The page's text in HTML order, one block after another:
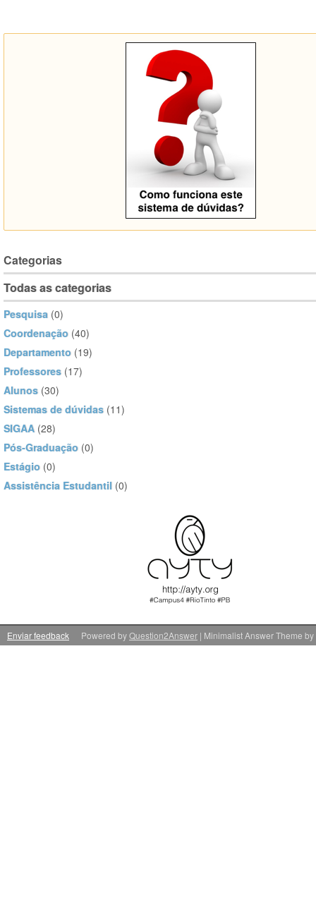
Categorias
Todas as categorias
Pesquisa (0)
Coordenação (40)
Departamento (19)
Professores (17)
Alunos (30)
Sistemas de dúvidas (11)
SIGAA (28)
Pós-Graduação (0)
Estágio (0)
Assistência Estudantil (0)
Enviar feedback | Minimalist Answer Theme by
Powered byQuestion2Answer